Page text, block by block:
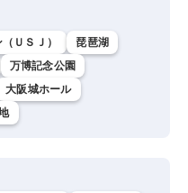
ＵＳＪ）
琵琶湖
万博記念公園
大阪城ホール